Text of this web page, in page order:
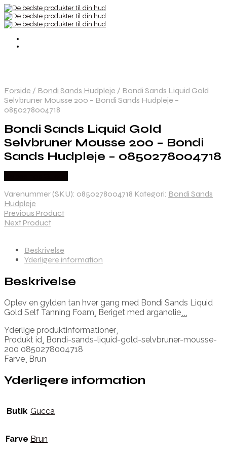
Forside / Bondi Sands Hudpleje / Bondi Sands Liquid Gold
Selvbruner Mousse 200 – Bondi Sands Hudpleje –
0850278004718
Bondi Sands Liquid Gold
Selvbruner Mousse 200 – Bondi
Sands Hudpleje – 0850278004718
Varenummer (SKU): 0850278004718 Kategori: Bondi Sands
Hudpleje
Previous Product
Next Product
Beskrivelse
Yderligere information
Beskrivelse
Oplev en gylden tan hver gang med Bondi Sands Liquid
Gold Self Tanning Foam¸ Beriget med arganolie¸¸¸
Yderlige produktinformationer¸
Produkt id¸ Bondi-sands-liquid-gold-selvbruner-mousse-
200 0850278004718
Farve¸ Brun
Yderligere information
Butik Gucca
Farve Brun